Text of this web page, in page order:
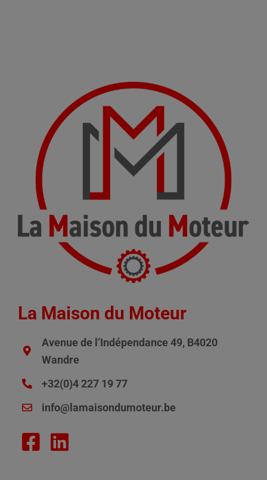
La Maison du Moteur
Avenue de l’Indépendance 49, B4020
Wandre
+32(0)4 227 19 77
info@lamaisondumoteur.be